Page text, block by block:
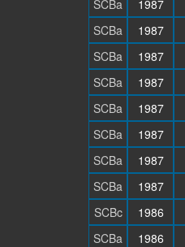
SCBa
1987
SCBa
1987
SCBa
1987
SCBa
1987
SCBa
1987
SCBa
1987
SCBa
1987
SCBa
1987
SCBc
1986
SCBa
1986